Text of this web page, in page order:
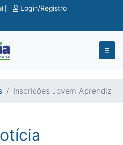
| Login/Registro
Inscrições Jovem Aprendiz